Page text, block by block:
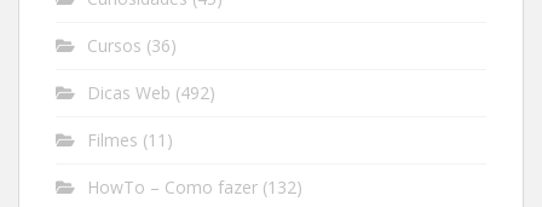
Cursos (36)
Dicas Web (492)
Filmes (11)
HowTo – Como fazer (132)